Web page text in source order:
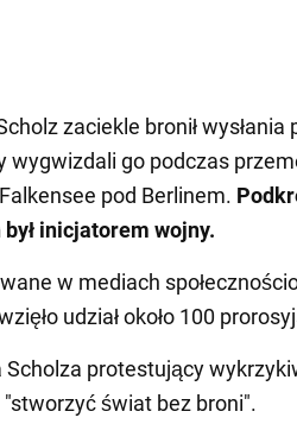
zaciekle bronił
wygwizdali go podczas
pod Berlinem.
inicjatorem wojny.
w mediach
udział około 100
protestujący
świat bez broni".